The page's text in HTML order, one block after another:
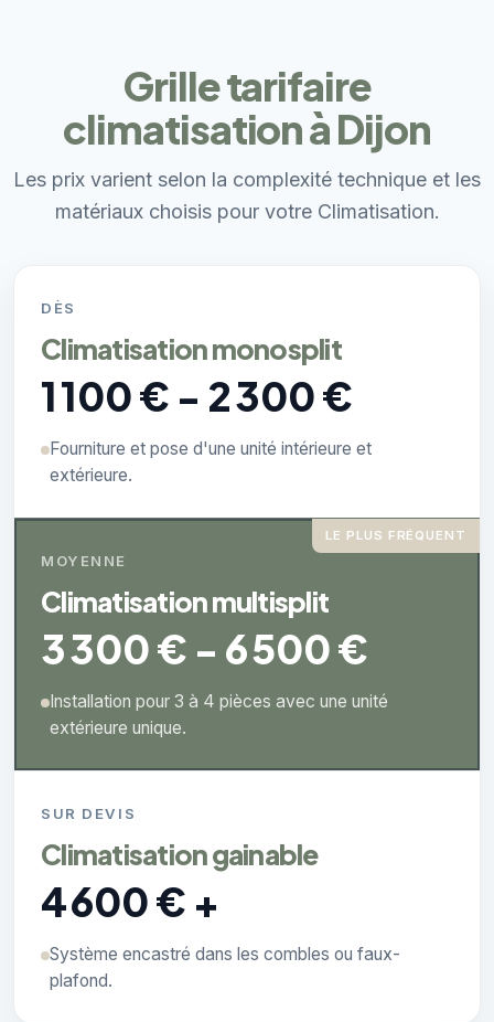
Grille tarifaire
climatisation à Dijon
Les prix varient selon la complexité technique et les
matériaux choisis pour votre Climatisation.
DÈS
Climatisation monosplit
1 100 € - 2 300 €
Fourniture et pose d'une unité intérieure et
extérieure.
LE PLUS FRÉQUENT
MOYENNE
Climatisation multisplit
3 300 € - 6 500 €
Installation pour 3 à 4 pièces avec une unité
extérieure unique.
SUR DEVIS
Climatisation gainable
4 600 € +
Système encastré dans les combles ou faux-
plafond.